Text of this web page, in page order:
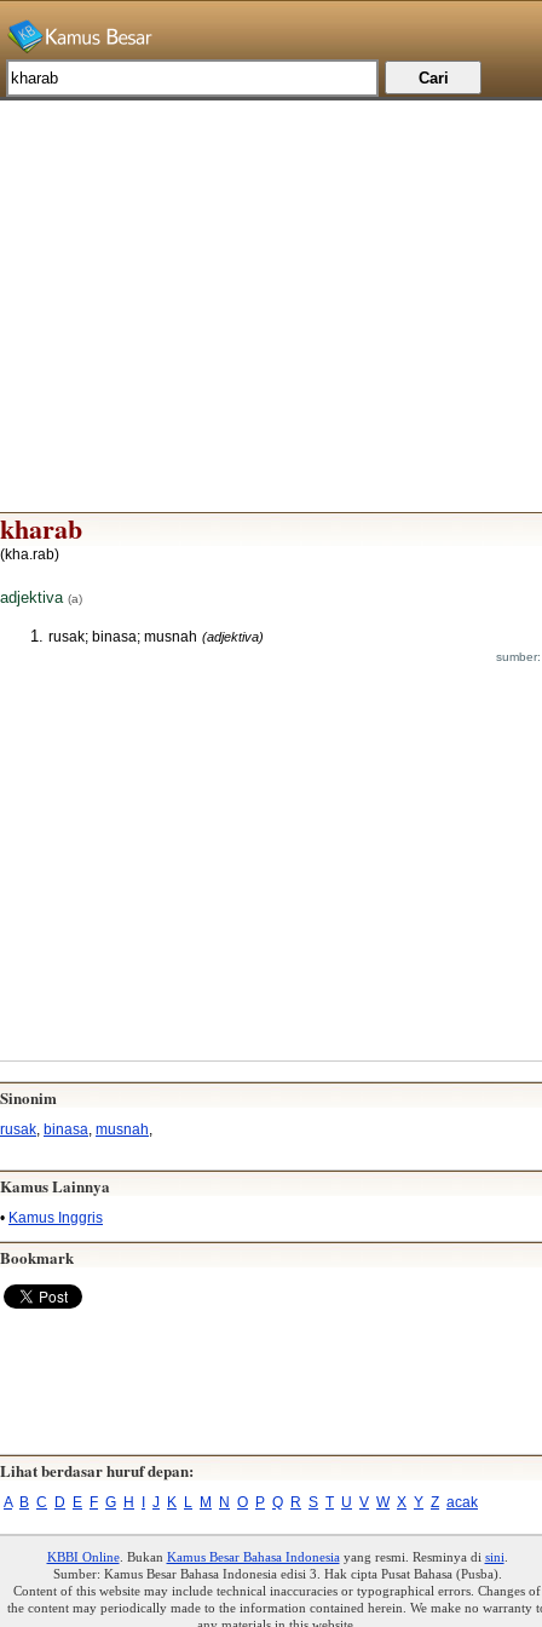
kharab
(kha.rab)
adjektiva (a)
rusak; binasa; musnah (adjektiva)
Sinonim
rusak binasa musnah
Kamus Lainnya
• Kamus Inggris
Bookmark
Lihat berdasar huruf depan:
A B C D E F G H J K L M N O P Q R S T U V W X Y Z acak
KBBI Online. Bukan Kamus Besar Bahasa Indonesiayang resmi. Resminya di sini
Sumber: Kamus Besar Bahasa Indonesia edisi 3. Hak cipta Pusat Bahasa (Pusba).
Content of this website may include technical inaccuracies or typographical errors. Changes of
the content may periodically made to the information contained herein. We make no warranty